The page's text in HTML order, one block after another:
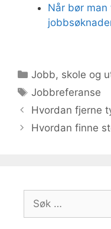
Når bør
Kategorier
Jobb, skole og
Stikkord
Jobbreferanse
Hvordan fjerne
Hvordan finne
etter: